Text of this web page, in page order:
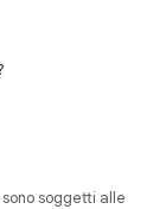
soggetti alle